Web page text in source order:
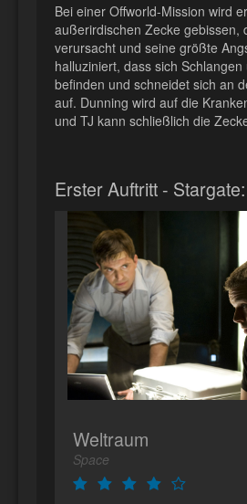
Bei einer Offworld-Mission wird
außerirdischen Zecke gebissen,
verursacht und seine größte
halluziniert, dass sich
befinden und schneidet sich an
auf. Dunning wird auf die
und TJ kann schließlich die
Erster Auftritt -
Weltraum
Space